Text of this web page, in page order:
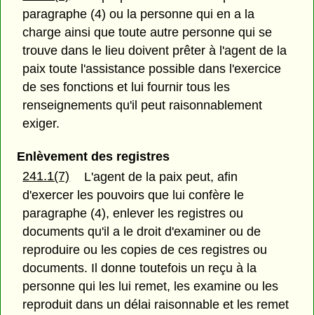
paragraphe (4) ou la personne qui en a la
charge ainsi que toute autre personne qui se
trouve dans le lieu doivent prêter à l'agent de la
paix toute l'assistance possible dans l'exercice
de ses fonctions et lui fournir tous les
renseignements qu'il peut raisonnablement
exiger.
Enlèvement des registres
241.1(7)
L'agent de la paix peut, afin
d'exercer les pouvoirs que lui confère le
paragraphe (4), enlever les registres ou
documents qu'il a le droit d'examiner ou de
reproduire ou les copies de ces registres ou
documents. Il donne toutefois un reçu à la
personne qui les lui remet, les examine ou les
reproduit dans un délai raisonnable et les remet